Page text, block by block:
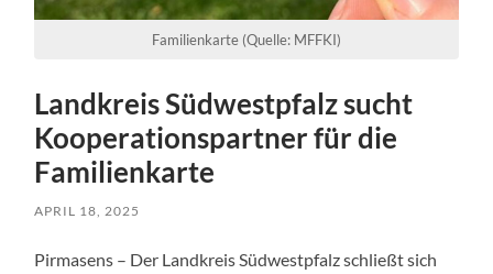
Familienkarte (Quelle: MFFKI)
Landkreis Südwestpfalz sucht
Kooperationspartner für die
Familienkarte
APRIL 18, 2025
Pirmasens – Der Landkreis Südwestpfalz schließt sich